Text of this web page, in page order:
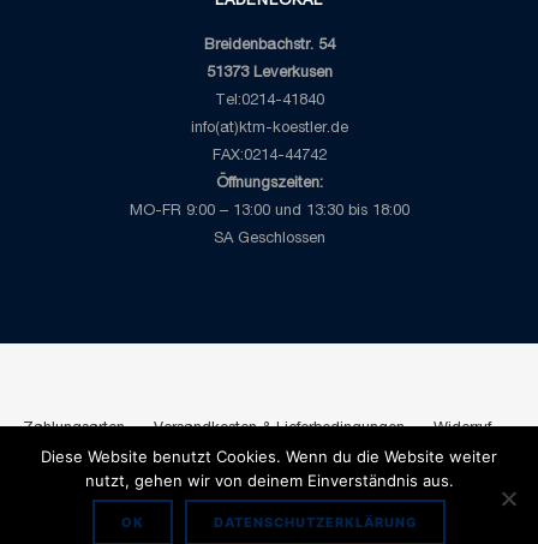
Breidenbachstr. 54
51373 Leverkusen
Tel:0214-41840
info(at)ktm-koestler.de
FAX:0214-44742
Öffnungszeiten:
MO-FR 9:00 – 13:00 und 13:30 bis 18:00
SA Geschlossen
Zahlungsarten Versandkosten & Lieferbedingungen
Widerruf
AGB
Datenschutzbelehrung Impressum
Diese Website benutzt Cookies. Wenn du die Website weiter
nutzt, gehen wir von deinem Einverständnis aus.
OK DATENSCHUTZERKLÄRUNG